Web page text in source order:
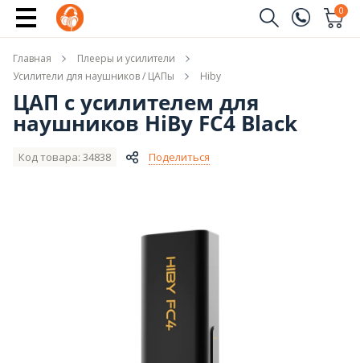
(096)
(044)
0
Имя
Телефон
Главная
Плееры и усилители
Усилители для наушников / ЦАПы
Hiby
ЦАП с усилителем для
наушников HiBy FC4 Black
Код товара: 34838 Поделиться
Сообщить о поступлении